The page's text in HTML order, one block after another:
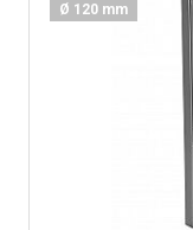
Ø 120 mm